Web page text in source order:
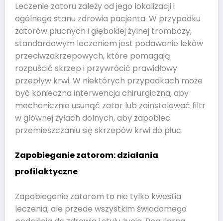
Leczenie zatoru zależy od jego lokalizacji i
ogólnego stanu zdrowia pacjenta. W przypadku
zatorów płucnych i głębokiej żylnej trombozy,
standardowym leczeniem jest podawanie leków
przeciwzakrzepowych, które pomagają
rozpuścić skrzep i przywrócić prawidłowy
przepływ krwi. W niektórych przypadkach może
być konieczna interwencja chirurgiczna, aby
mechanicznie usunąć zator lub zainstalować filtr
w głównej żyłach dolnych, aby zapobiec
przemieszczaniu się skrzepów krwi do płuc.
Zapobieganie zatorom: działania
profilaktyczne
Zapobieganie zatorom to nie tylko kwestia
leczenia, ale przede wszystkim świadomego